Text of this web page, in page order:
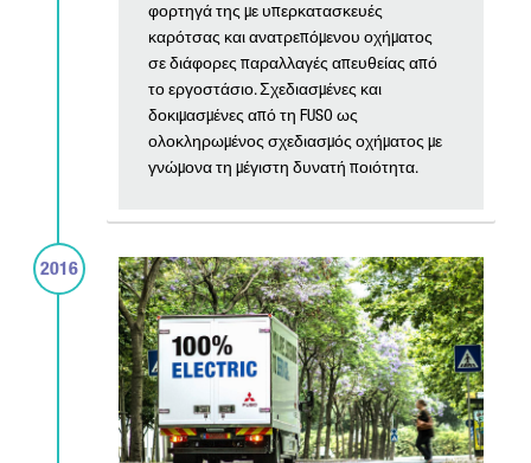
φορτηγά της με υπερκατασκευές
καρότσας και ανατρεπόμενου οχήματος
σε διάφορες παραλλαγές απευθείας από
το εργοστάσιο. Σχεδιασμένες και
δοκιμασμένες από τη FUSO ως
ολοκληρωμένος σχεδιασμός οχήματος με
γνώμονα τη μέγιστη δυνατή ποιότητα.
2016